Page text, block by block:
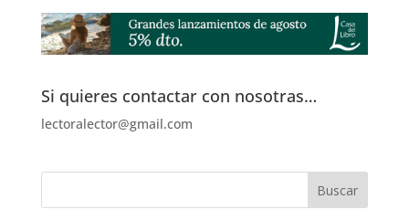
Si quieres contactar con nosotras…
lectoralector@gmail.com